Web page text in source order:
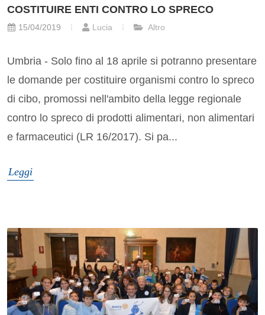
COSTITUIRE ENTI CONTRO LO SPRECO
15/04/2019 Lucia Altro
Umbria - Solo fino al 18 aprile si potranno presentare
le domande per costituire organismi contro lo spreco
di cibo, promossi nell'ambito della legge regionale
contro lo spreco di prodotti alimentari, non alimentari
e farmaceutici (LR 16/2017). Si pa...
Leggi